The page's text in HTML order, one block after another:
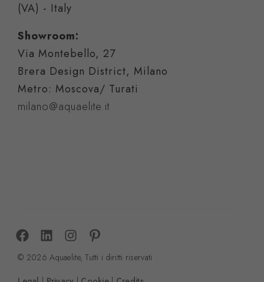
(VA) - Italy
Showroom:
Via Montebello, 27
Brera Design District, Milano
Metro: Moscova/ Turati
milano@aquaelite.it
© 2026 Aquaelite, Tutti i diritti riservati